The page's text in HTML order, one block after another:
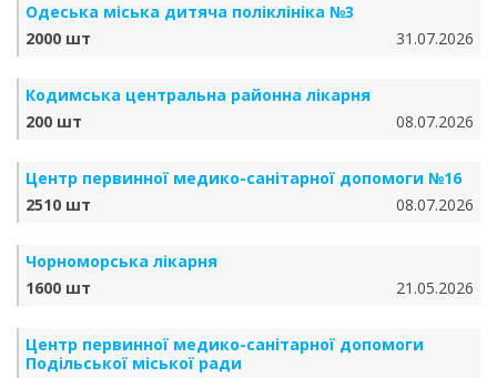
Одеська міська дитяча поліклініка №3
2000 шт
31.07.2026
Кодимська центральна районна лікарня
200 шт
08.07.2026
Центр первинної медико-санітарної допомоги №16
2510 шт
08.07.2026
Чорноморська лікарня
1600 шт
21.05.2026
Центр первинної медико-санітарної допомоги
Подільської міської ради